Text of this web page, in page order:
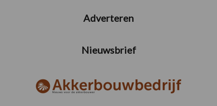
Adverteren
Nieuwsbrief